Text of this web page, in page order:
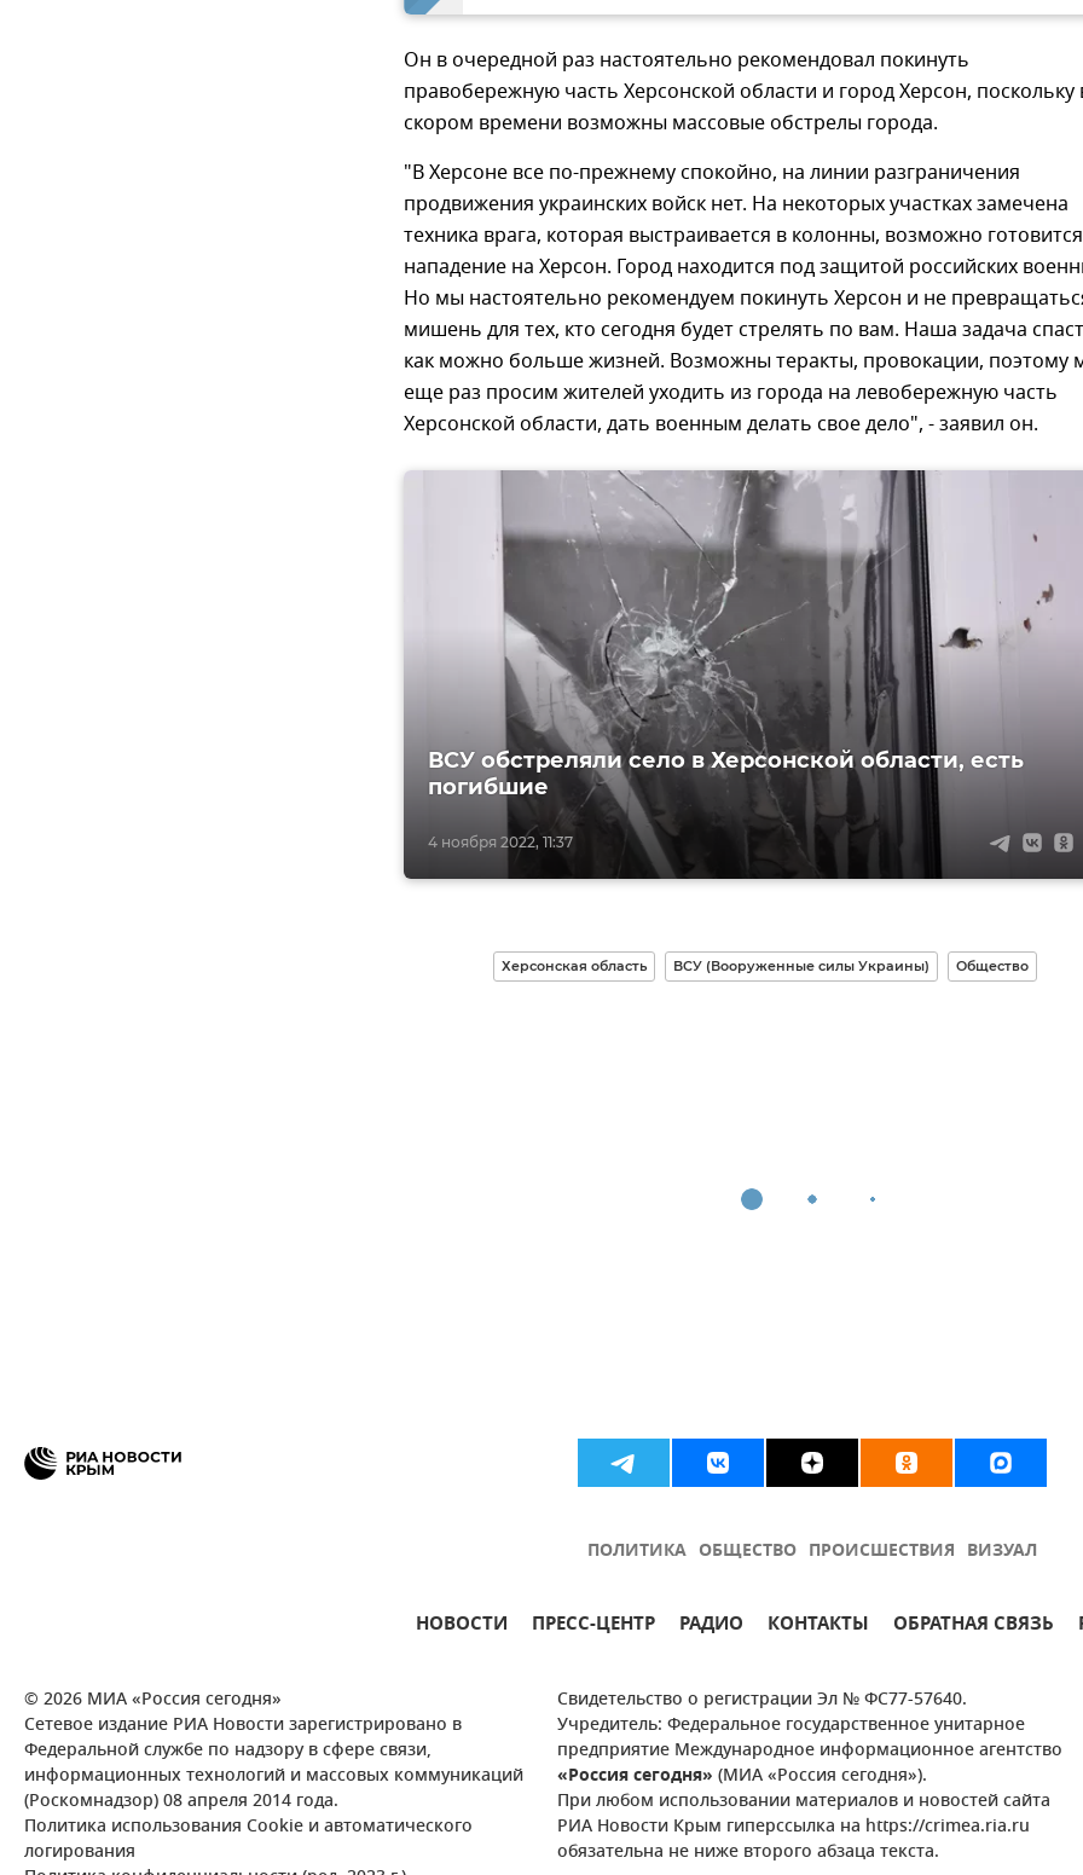
Он в очередной раз настоятельно рекомендовал покинуть
правобережную часть Херсонской области и город Херсон, поскольку
скором времени возможны массовые обстрелы города.
"В Херсоне все по-прежнему спокойно, на линии разграничения
продвижения украинских войск нет. На некоторых участках замечена
техника врага, которая выстраивается в колонны, возможно готовится
нападение на Херсон. Город находится под защитой российских
Но мы настоятельно рекомендуем покинуть Херсон и не
мишень для тех, кто сегодня будет стрелять по вам. Наша задача
как можно больше жизней. Возможны теракты, провокации, поэтому
еще раз просим жителей уходить из города на левобережную часть
Херсонской области, дать военным делать свое дело", - заявил он.
4 ноября 2022, 11:37
ВСУ обстреляли село в Херсонской области, есть
погибшие
Херсонская область ВСУ (Вооруженные силы Украины) Общество
ПОЛИТИКА ОБЩЕСТВО ПРОИСШЕСТВИЯ ВИЗУАЛ
НОВОСТИ ПРЕСС-ЦЕНТР РАДИО КОНТАКТЫ ОБРАТНАЯ СВЯЗЬ
© 2026 МИА «Россия сегодня»
Сетевое издание РИА Новости зарегистрировано в
Федеральной службе по надзору в сфере связи,
информационных технологий и массовых коммуникаций
(Роскомнадзор) 08 апреля 2014 года.
Политика использования Cookie и автоматического
логирования
Свидетельство о регистрации Эл № ФС77-57640.
Учредитель: Федеральное государственное унитарное
предприятие Международное информационное агентство
«Россия сегодня» (МИА «Россия сегодня»).
При любом использовании материалов и новостей сайта
РИА Новости Крым гиперссылка на https://crimea.ria.ru
обязательна не ниже второго абзаца текста.